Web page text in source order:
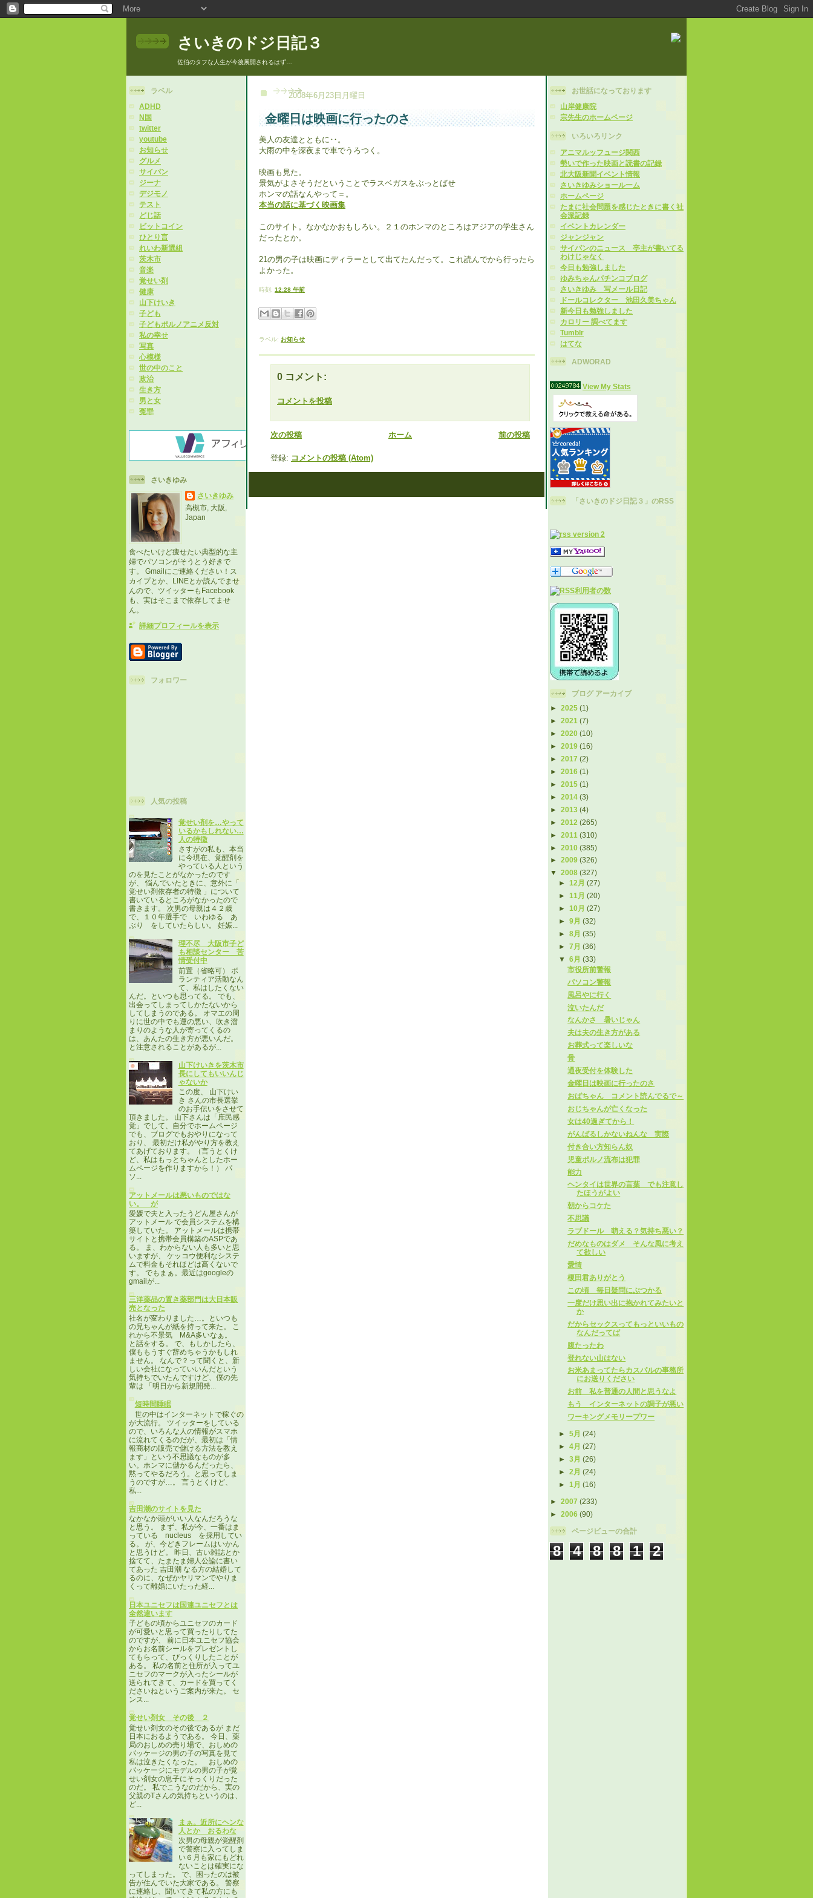
さいきのドジ日記３
佐伯のタフな人生が今後展開されるはず…
ラベル
ADHD
N国
twitter
youtube
お知らせ
グルメ
サイパン
ジーナ
デジモノ
テスト
どじ話
ビットコイン
ひとり言
れいわ新選組
茨木市
音楽
覚せい剤
健康
山下けいき
子ども
子どもポルノアニメ反対
私の幸せ
写真
心模様
世の中のこと
政治
生き方
男と女
冤罪
さいきゆみ
さいきゆみ
高槻市, 大阪,
Japan
食べたいけど痩せたい典型的な主
婦でパソコンがそうとう好きで
す。 Gmailにご連絡ください！ス
カイプとか、LINEとか読んでませ
んので、ツイッターもFacebook
も、実はそこまで依存してませ
ん。
詳細プロフィールを表示
フォロワー
人気の投稿
覚せい剤を…やって
いるかもしれない…
人の特徴
さすがの私も、本当
に今現在、覚醒剤を
やっている人という
のを見たことがなかったのです
が、 悩んでいたときに、意外に「
覚せい剤依存者の特徴 」について
書いているところがなかったので
書きます。 次男の母親は４２歳
で、１０年選手で いわゆる あ
ぶり をしていたらしい。 妊娠...
理不尽 大阪市子ど
も相談センター 苦
情受付中
前置（省略可） ボ
ランティア活動なん
て、私はしたくない
んだ。といつも思ってる。 でも、
出会ってしまってしかたないから
してしまうのである。 オマエの周
りに世の中でも運の悪い、吹き溜
まりのような人が寄ってくるの
は、あんたの生き方が悪いんだ。
と注意されることがあるが...
山下けいきを茨木市
長にしてもいいんじ
ゃないか
この度、 山下けい
き さんの市長選挙
のお手伝いをさせて
頂きました。 山下さんは「庶民感
覚」でして、自分でホームページ
でも、ブログでもおやりになって
おり、 最初だけ私がやり方を教え
てあげております。（言うとくけ
ど、私はもっとちゃんとしたホー
ムページを作りますから！） パ
ソ...
アットメールは悪いものではな
い。 が
愛媛で夫と入ったうどん屋さんが
アットメール で会員システムを構
築していた。 アットメールは携帯
サイトと携帯会員構築のASPであ
る。 ま、わからない人も多いと思
いますが、 ケッコウ便利なシステ
ムで料金もそれほどは高くないで
す。 でもまぁ。最近はgoogleの
gmailが...
三洋薬品の置き薬部門は大日本販
売となった
社名が変わりました…。といつも
の兄ちゃんが紙を持って来た。 こ
れから不景気 M&A多いなぁ。
と話をする。 で、もしかしたら、
僕ももうすぐ辞めちゃうかもしれ
ません。 なんで？って聞くと、新
しい会社になっていいんだという
気持ちでいたんですけど、僕の先
輩は 「明日から新規開発...
短時間睡眠
世の中はインターネットで稼ぐの
が大流行。 ツイッターをしている
ので、いろんな人の情報がスマホ
に流れてくるのだが、最初は「情
報商材の販売で儲ける方法を教え
ます」という不思議なものが多
い。ホンマに儲かるんだったら、
黙ってやるだろう。と思ってしま
うのですが…。 言うとくけど、
私...
吉田潮のサイトを見た
なかなか頭がいい人なんだろうな
と思う。 まず、私が今、一番はま
っている nucleus を採用してい
る。 が、今どきフレームはいかん
と思うけど。 昨日、古い雑誌とか
捨てて、たまたま婦人公論に書い
てあった 吉田潮 なる方の結婚して
るのに、なぜかヤリマンでやりま
くって離婚にいたった経...
日本ユニセフは国連ユニセフとは
全然違います
子どもの頃からユニセフのカード
が可愛いと思って買ったりしてた
のですが、 前に日本ユニセフ協会
からお名前シールをプレゼントし
てもらって、びっくりしたことが
ある。 私の名前と住所が入ってユ
ニセフのマークが入ったシールが
送られてきて、カードを買ってく
ださいねというご案内が来た。 セ
ンス...
覚せい剤女 その後 ２
覚せい剤女のその後であるが まだ
日本におるようである。 今日、薬
局のおしめの売り場で、おしめの
パッケージの男の子の写真を見て
私は泣きたくなった。 おしめの
パッケージにモデルの男の子が覚
せい剤女の息子にそっくりだった
のだ。 私でこうなのだから、実の
父親のTさんの気持ちというのは、
ど...
まぁ。近所にヘンな
人とか おるわな
次男の母親が覚醒剤
で警察に入ってしま
い６月も家にもどれ
ないことは確実にな
ってしまった。 で、困ったのは被
告が住んでいた大家である。 警察
に連絡し、聞いてきて私の方にも
お世話になっております
山岸健康院
宗先生のホームページ
いろいろリンク
アニマルッフュージ関西
勢いで作った映画と読書の記録
北大阪新聞イベント情報
さいきゆみショールーム
ホームページ
たまに社会問題を感じたときに書く社
会派記録
イベントカレンダー
ジャンジャン
サイパンのニュース 亭主が書いてる
わけじゃなく
今日も勉強しました
ゆみちゃんパチンコブログ
さいきゆみ 写メール日記
ドールコレクター 池田久美ちゃん
新今日も勉強しました
カロリー 調べてます
Tumblr
はてな
ADWORAD
View My Stats
「さいきのドジ日記３」のRSS
ブログ アーカイブ
► 2025 (1)
► 2021 (7)
► 2020 (10)
► 2019 (16)
► 2017 (2)
► 2016 (1)
► 2015 (1)
► 2014 (3)
► 2013 (4)
► 2012 (265)
► 2011 (310)
► 2010 (385)
► 2009 (326)
▼ 2008 (327)
►12月(27)
►11月(20)
►10月(27)
►9月(32)
►8月(35)
►7月(36)
▼6月(33)
市役所前警報
パソコン警報
風呂やに行く
泣いたんだ
なんかさ 暑いじゃん
夫は夫の生き方がある
お葬式って楽しいな
骨
通夜受付を体験した
金曜日は映画に行ったのさ
おばちゃん コメント読んでるで～
おじちゃんが亡くなった
女は40過ぎてから！
がんばるしかないねんな 実際
付き合い方知らん奴
児童ポルノ流布は犯罪
能力
ヘンタイは世界の言葉 でも注意し
たほうがよい
朝からコケた
不思議
ラブドール 萌える？気持ち悪い？
だめなものはダメ そんな風に考え
て欲しい
愛情
榎田君ありがとう
この頃 毎日疑問にぶつかる
一度だけ思い出に抱かれてみたいと
か
だからセックスってもっといいもの
なんだってば
腹たったわ
登れない山はない
お米あまってたらカスパルの事務所
にお送りください
お前 私を普通の人間と思うなよ
もう インターネットの調子が悪い
ワーキングメモリープワー
►5月(24)
►4月(27)
►3月(26)
►2月(24)
►1月(16)
► 2007 (233)
► 2006 (90)
ページビューの合計
8 4 8 8 1 2
2008年6月23日月曜日
金曜日は映画に行ったのさ
美人の友達とともに‥。
大雨の中を深夜まで車でうろつく。
映画も見た。
景気がよさそうだということでラスベガスをぶっとばせ
ホンマの話なんやって＝。
本当の話に基づく映画集
このサイト。なかなかおもしろい。２１のホンマのところはアジアの学生さん
だったとか。
21の男の子は映画にディラーとして出てたんだって。これ読んでから行ったら
よかった。
時刻: 12:28 午前
ラベル: お知らせ
0 コメント:
コメントを投稿
次の投稿 前の投稿
ホーム
登録: コメントの投稿 (Atom)